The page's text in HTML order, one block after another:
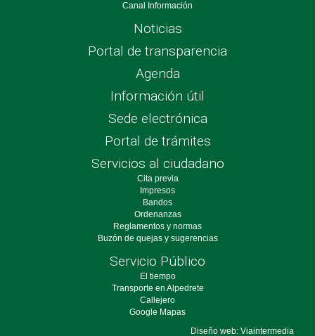
Canal Información
Noticias
Portal de transparencia
Agenda
Información útil
Sede electrónica
Portal de trámites
Servicios al ciudadano
Cita previa
Impresos
Bandos
Ordenanzas
Reglamentos y normas
Buzón de quejas y sugerencias
Servicio Público
El tiempo
Transporte en Alpedrete
Callejero
Google Mapas
Diseño web: Viaintermedia